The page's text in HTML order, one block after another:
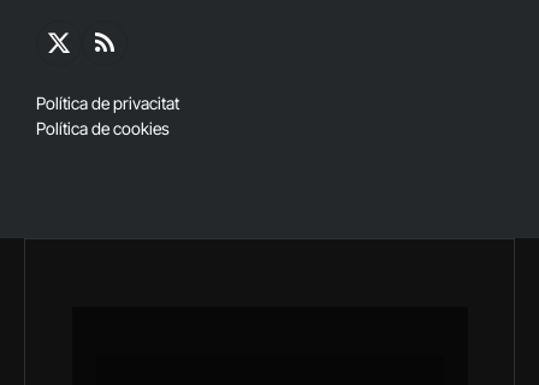
X
RSS
Política de privacitat
Política de cookies